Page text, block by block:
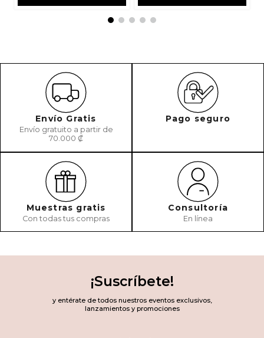
Envío Gratis
Envío gratuito a partir de
70.000 ₡
Pago seguro
Muestras gratis
Con todas tus compras
Consultoría
En línea
¡Suscríbete!
y entérate de todos nuestros eventos exclusivos,
lanzamientos y promociones